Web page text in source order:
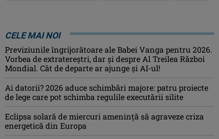
CELE MAI NOI
Previziunile îngrijorătoare ale Babei Vanga pentru 2026.
Vorbea de extratereștri, dar și despre Al Treilea Război
Mondial. Cât de departe ar ajunge și AI-ul!
Ai datorii? 2026 aduce schimbări majore: patru proiecte
de lege care pot schimba regulile executării silite
Eclipsa solară de miercuri ameninţă să agraveze criza
energetică din Europa